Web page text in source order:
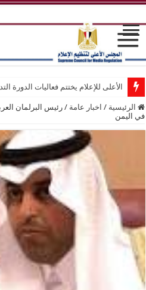
الأعلى للإعلام يختتم فعاليات الدورة
الرئيسية / اخبار عامة / رئيس البرلمان
في اليمن